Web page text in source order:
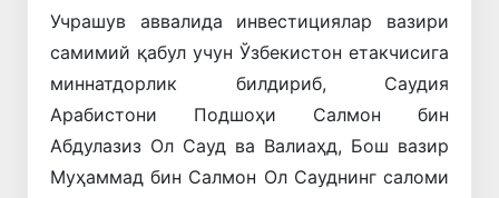
Учрашув аввалида инвестициялар вазири
самимий қабул учун Ўзбекистон етакчисига
миннатдорлик билдириб, Саудия
Арабистони Подшоҳи Салмон бин
Абдулазиз Ол Сауд ва Валиаҳд, Бош вазир
Муҳаммад бин Салмон Ол Сауднинг саломи